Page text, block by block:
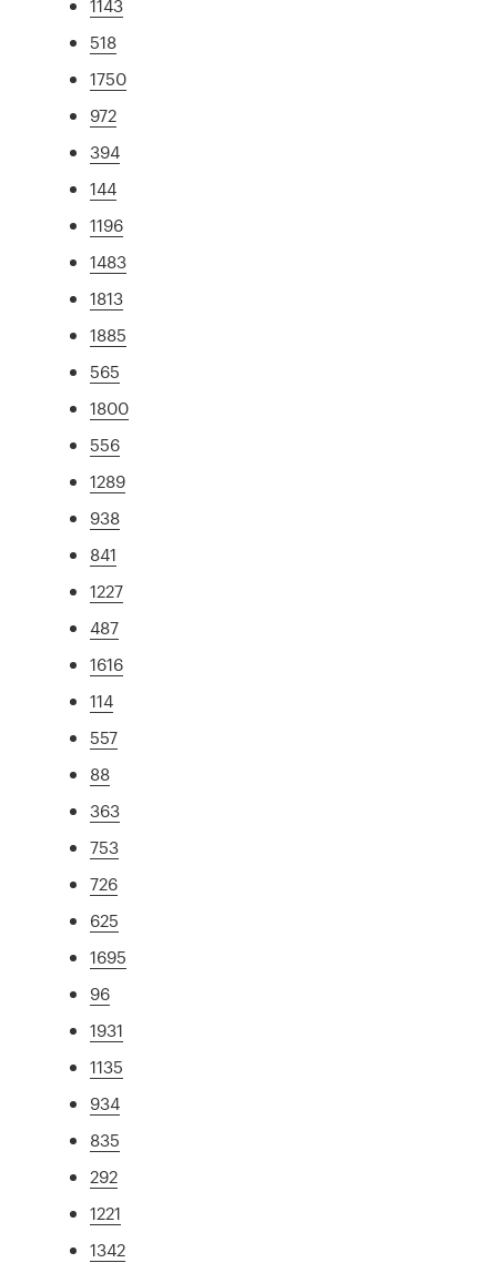
1143
518
1750
972
394
144
1196
1483
1813
1885
565
1800
556
1289
938
841
1227
487
1616
114
557
88
363
753
726
625
1695
96
1931
1135
934
835
292
1221
1342